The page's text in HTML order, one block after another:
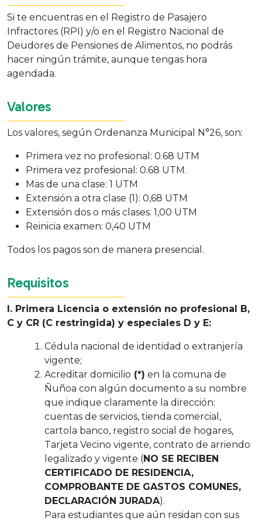
Si te encuentras en el Registro de Pasajero
Infractores (RPI) y/o en el Registro Nacional de
Deudores de Pensiones de Alimentos, no podrás
hacer ningún trámite, aunque tengas hora
agendada.
Valores
Los valores, según Ordenanza Municipal N°26, son:
Primera vez no profesional: 0.68 UTM
Primera vez profesional: 0.68 UTM.
Mas de una clase: 1 UTM
Extensión a otra clase (1): 0,68 UTM
Extensión dos o más clases: 1,00 UTM
Reinicia examen: 0,40 UTM
Todos los pagos son de manera presencial.
Requisitos
I. Primera Licencia o extensión no profesional B,
C y CR (C restringida) y especiales D y E:
Cédula nacional de identidad o extranjería
vigente;
Acreditar domicilio (*) en la comuna de
Ñuñoa con algún documento a su nombre
que indique claramente la dirección:
cuentas de servicios, tienda comercial,
cartola banco, registro social de hogares,
Tarjeta Vecino vigente, contrato de arriendo
legalizado y vigente (NO SE RECIBEN
CERTIFICADO DE RESIDENCIA,
COMPROBANTE DE GASTOS COMUNES,
DECLARACIÓN JURADA).
Para estudiantes que aún residan con sus